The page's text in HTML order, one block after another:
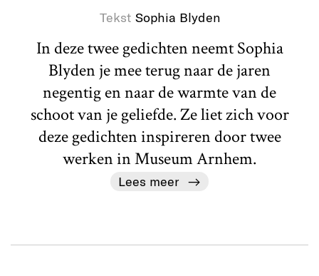
Tekst Sophia Blyden
In deze twee gedichten neemt Sophia
Blyden je mee terug naar de jaren
negentig en naar de warmte van de
schoot van je geliefde. Ze liet zich voor
deze gedichten inspireren door twee
werken in Museum Arnhem.
Lees meer